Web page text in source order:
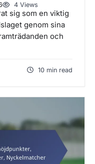
4 Views
sig som en viktig
genom sina
och
10 min read